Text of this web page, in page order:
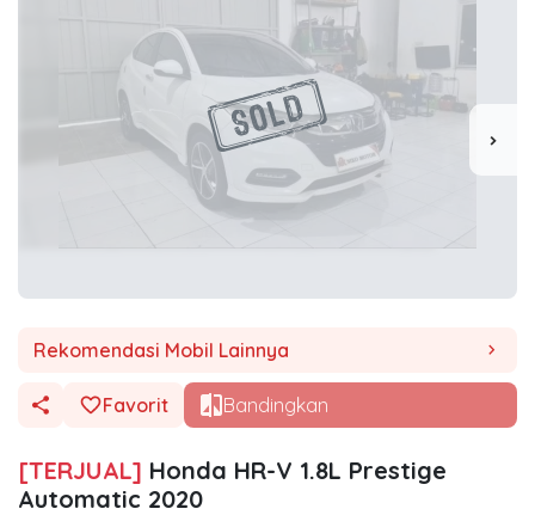
chevron_right
Rekomendasi Mobil Lainnya chevron_right
Favorit Bandingkan
[TERJUAL] Honda HR-V 1.8L Prestige
Automatic 2020